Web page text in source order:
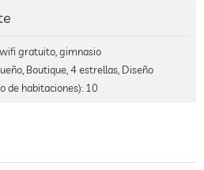
gratuito, gimnasio
Boutique, 4 estrellas, Diseño
de habitaciones): 10